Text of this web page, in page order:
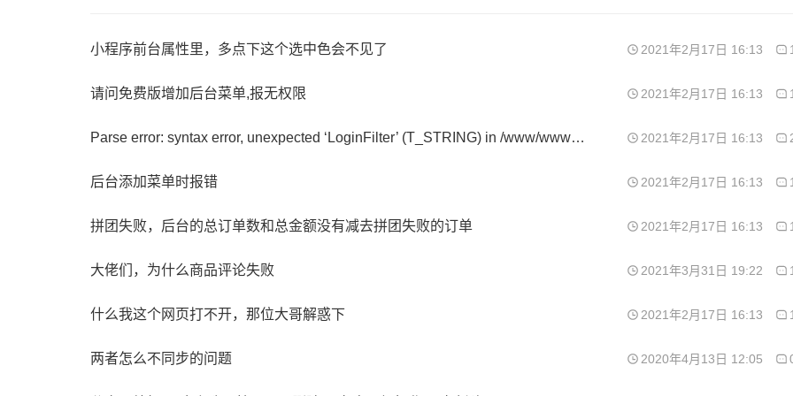
小程序前台属性里，多点下这个选中色会不见了 2021年2月17日 16:13
请问免费版增加后台菜单,报无权限 2021年2月17日 16:13
Parse error: syntax error, unexpected ‘LoginFilter’ (T_STRING) in /www/wwwroot/www.anubiss.me/install/webapp/filter/LoginFilter.class.php on line 1 2021年2月17日 16:13
后台添加菜单时报错 2021年2月17日 16:13
拼团失败，后台的总订单数和总金额没有减去拼团失败的订单 2021年2月17日 16:13
大佬们，为什么商品评论失败 2021年3月31日 19:22
什么我这个网页打不开，那位大哥解惑下 2021年2月17日 16:13
两者怎么不同步的问题 2020年4月13日 12:05